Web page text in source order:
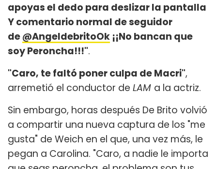
apoyas el dedo para deslizar la pantalla
Y comentario normal de seguidor
de@AngeldebritoOk ¡¡No bancan que
soy Peroncha!!!".
"Caro, te faltó poner culpa de Macri",
arremetió el conductor de LAM a la actriz.
Sin embargo, horas después De Brito volvió
a compartir una nueva captura de los "me
gusta" de Weich en el que, una vez más, le
pegan a Carolina. "Caro, a nadie le importa